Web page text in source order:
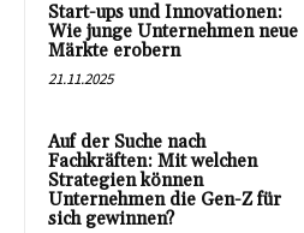
Start-ups und Innovationen:
Wie junge Unternehmen neue
Märkte erobern
21.11.2025
Auf der Suche nach
Fachkräften: Mit welchen
Strategien können
Unternehmen die Gen-Z für
sich gewinnen?